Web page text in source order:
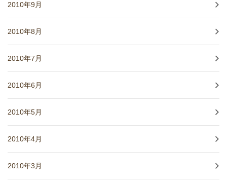
2010年9月
2010年8月
2010年7月
2010年6月
2010年5月
2010年4月
2010年3月